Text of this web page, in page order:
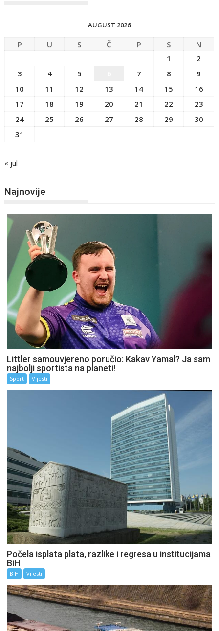
AUGUST 2026
P U S Č P S
N
1
2
3
4 5 7 8
9
10
11 12 13 14 15
16
17
18 19 20 21 22
23
24
25 26 27 28 29
30
31
« jul
Najnovije
Littler samouvjereno poručio: Kakav Yamal? Ja sam
najbolji sportista na planeti!
Sport Vijesti
Počela isplata plata, razlike i regresa u institucijama
BiH
BiH Vijesti